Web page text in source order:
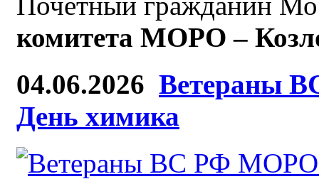
комитета МОРО –
04.06.2026 Ветераны
День химика